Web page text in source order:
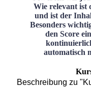
Wie relevant ist
und ist der
Besonders
den Score
automatisch
Beschreibung zu